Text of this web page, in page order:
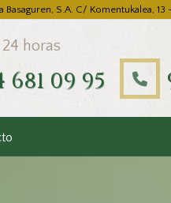
Basaguren, S.A. C/ Komentukalea,
horas
681 09 95